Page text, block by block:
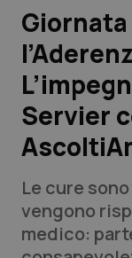
Lavoro e
Scienza e
Studi e Analisi
Lettere al
Edizioni
QS Pro
Servier
Le cure
vengono
medico: